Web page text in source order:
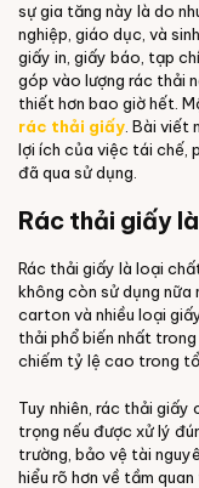
sự gia tăng này là do
nghiệp, giáo dục, và
giấy in, giấy báo, tạp
góp vào lượng rác thải
thiết hơn bao giờ hết.
rác thải giấy . Bài viết
lợi ích của việc tái chế,
đã qua sử dụng.
Rác thải giấy
Rác thải giấy là loại
không còn sử dụng nữa
carton và nhiều loại
thải phổ biến nhất
chiếm tỷ lệ cao trong
Tuy nhiên, rác thải giấy
trọng nếu được xử lý
trường, bảo vệ tài
hiểu rõ hơn về tầm